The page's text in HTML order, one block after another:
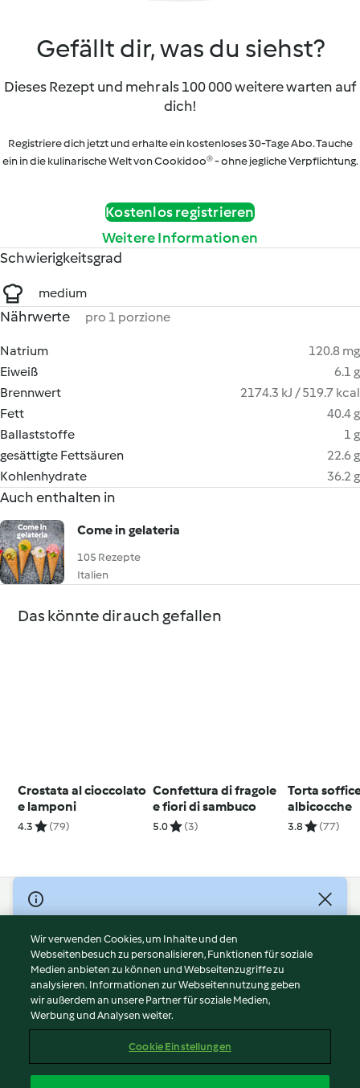
Gefällt dir, was du siehst?
Dieses Rezept und mehr als 100 000 weitere warten auf
dich!
Registriere dich jetzt und erhalte ein kostenloses 30-Tage Abo. Tauche
ein in die kulinarische Welt von Cookidoo® - ohne jegliche Verpflichtung.
Kostenlos registrieren
Weitere Informationen
Schwierigkeitsgrad
medium
Nährwerte pro 1 porzione
Natrium
120.8 mg
Eiweiß
6.1 g
Brennwert
2174.3 kJ / 519.7 kcal
Fett
40.4 g
Ballaststoffe
1 g
gesättigte Fettsäuren
22.6 g
Kohlenhydrate
36.2 g
Auch enthalten in
Come in gelateria
105 Rezepte
Italien
Das könnte dir auch gefallen
Crostata al cioccolato
e lamponi
4.3 (79)
Confettura di fragole
e fiori di sambuco
5.0 (3)
Torta
albicocche
3.8 (77)
© Copyright 2026
Nutzungsbedingungen
Datenschutzrichtlinien
Disclaimer
Impressum
Cookies
Abo kündigen
Wir verwenden Cookies, um Inhalte und den
Webseitenbesuch zu personalisieren, Funktionen für soziale
Medien anbieten zu können und Webseitenzugriffe zu
analysieren. Informationen zur Webseitennutzung geben
wir außerdem an unsere Partner für soziale Medien,
Werbung und Analysen weiter.
Cookie Einstellungen